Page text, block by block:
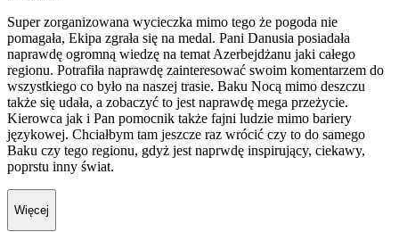
Super zorganizowana wycieczka mimo tego że pogoda nie
pomagała, Ekipa zgrała się na medal. Pani Danusia posiadała
naprawdę ogromną wiedzę na temat Azerbejdżanu jaki całego
regionu. Potrafiła naprawdę zainteresować swoim komentarzem do
wszystkiego co było na naszej trasie. Baku Nocą mimo deszczu
także się udała, a zobaczyć to jest naprawdę mega przeżycie.
Kierowca jak i Pan pomocnik także fajni ludzie mimo bariery
językowej. Chciałbym tam jeszcze raz wrócić czy to do samego
Baku czy tego regionu, gdyż jest naprwdę inspirujący, ciekawy,
poprstu inny świat.
Więcej